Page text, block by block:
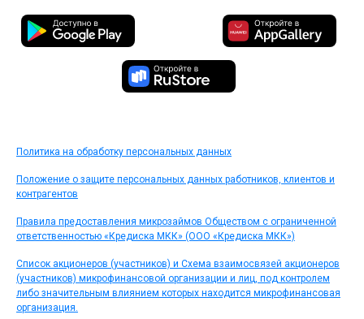
Политика на обработку персональных данных
Положение о защите персональных данных работников, клиентов и
контрагентов
Правила предоставления микрозаймов Обществом с ограниченной
ответственностью «Кредиска МКК» (ООО «Кредиска МКК»)
Список акционеров (участников) и Схема взаимосвязей акционеров
(участников) микрофинансовой организации и лиц, под контролем
либо значительным влиянием которых находится микрофинансовая
организация.